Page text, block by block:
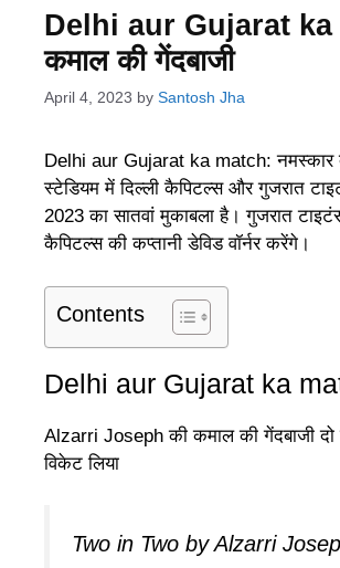
Delhi aur Gujarat
कमाल की गेंदबाजी
April 4, 2023 by Santosh Jha
Delhi aur Gujarat ka match:
स्टेडियम में दिल्ली कैपिटल्स और गुजरात
2023 का सातवां मुकाबला है। गुजरात
कैपिटल्स की कप्तानी डेविड वॉर्नर करेंगे।
Contents
Delhi aur Gujarat ka
Alzarri Joseph की कमाल की गेंदबाजी
विकेट लिया
Two in Two by Alzarri